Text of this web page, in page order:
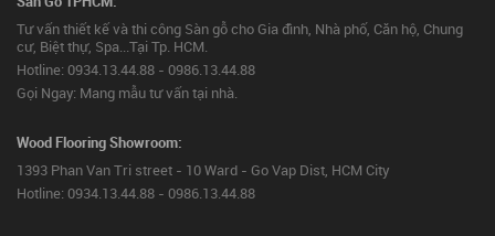
Tư vấn thiết kế và thi công Sàn gỗ cho Gia đình, Nhà phố, Căn hộ, Chung
cư, Biệt thự, Spa...Tại Tp. HCM.
Hotline: 0934.13.44.88 - 0986.13.44.88
Gọi Ngay: Mang mẫu tư vấn tại nhà.
Wood Flooring Showroom:
1393 Phan Van Tri street - 10 Ward - Go Vap Dist, HCM City
Hotline: 0934.13.44.88 - 0986.13.44.88